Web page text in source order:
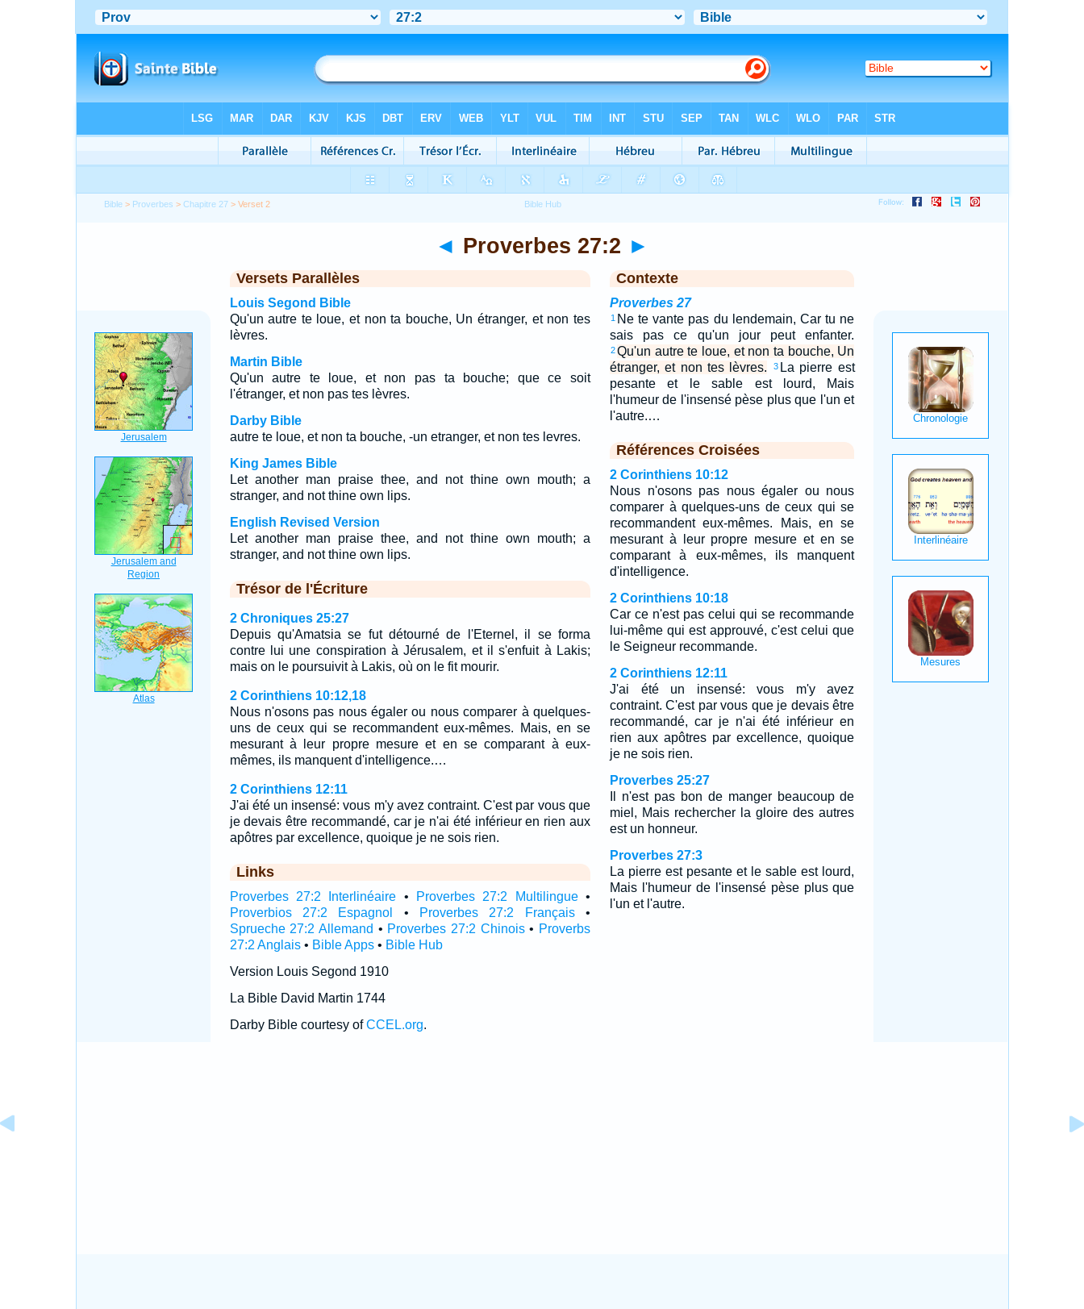
Bible > Proverbes >Chapitre 27 > Verset 2
◄ Proverbes 27:2 ►
Versets Parallèles
Louis Segond Bible
Qu'un autre te loue, et non ta bouche, Un étranger, et non tes
lèvres.
Martin Bible
Qu'un autre te loue, et non pas ta bouche; que ce soit
l'étranger, et non pas tes lèvres.
Darby Bible
autre te loue, et non ta bouche, -un etranger, et non tes levres.
King James Bible
Let another man praise thee, and not thine own mouth; a
stranger, and not thine own lips.
English Revised Version
Let another man praise thee, and not thine own mouth; a
stranger, and not thine own lips.
Trésor de l'Écriture
2 Chroniques 25:27
Depuis qu'Amatsia se fut détourné de l'Eternel, il se forma
contre lui une conspiration à Jérusalem, et il s'enfuit à Lakis;
mais on le poursuivit à Lakis, où on le fit mourir.
2 Corinthiens 10:12,18
Nous n'osons pas nous égaler ou nous comparer à quelques-
uns de ceux qui se recommandent eux-mêmes. Mais, en se
mesurant à leur propre mesure et en se comparant à eux-
mêmes, ils manquent d'intelligence.…
2 Corinthiens 12:11
J'ai été un insensé: vous m'y avez contraint. C'est par vous que
je devais être recommandé, car je n'ai été inférieur en rien aux
apôtres par excellence, quoique je ne sois rien.
Links
Proverbes 27:2 Interlinéaire • Proverbes 27:2 Multilingue•
Proverbios 27:2 Espagnol
• Proverbes 27:2 Français•
Sprueche 27:2 Allemand • Proverbes 27:2 Chinois• Proverbs
27:2 Anglais• Bible Apps• Bible Hub
Version Louis Segond 1910
La Bible David Martin 1744
Darby Bible courtesy ofCCEL.org.
Contexte
Proverbes 27
1 Ne te vante pas du lendemain, Car tu ne
sais pas ce qu'un jour peut enfanter.
2Qu'un autre te loue, et non ta bouche, Un
étranger, et non tes lèvres.
3 La pierre est
pesante et le sable est lourd, Mais
l'humeur de l'insensé pèse plus que l'un et
l'autre.…
Références Croisées
2 Corinthiens 10:12
Nous n'osons pas nous égaler ou nous
comparer à quelques-uns de ceux qui se
recommandent eux-mêmes. Mais, en se
mesurant à leur propre mesure et en se
comparant à eux-mêmes, ils manquent
d'intelligence.
2 Corinthiens 10:18
Car ce n'est pas celui qui se recommande
lui-même qui est approuvé, c'est celui que
le Seigneur recommande.
2 Corinthiens 12:11
J'ai été un insensé: vous m'y avez
contraint. C'est par vous que je devais être
recommandé, car je n'ai été inférieur en
rien aux apôtres par excellence, quoique
je ne sois rien.
Proverbes 25:27
Il n'est pas bon de manger beaucoup de
miel, Mais rechercher la gloire des autres
est un honneur.
Proverbes 27:3
La pierre est pesante et le sable est lourd,
Mais l'humeur de l'insensé pèse plus que
l'un et l'autre.